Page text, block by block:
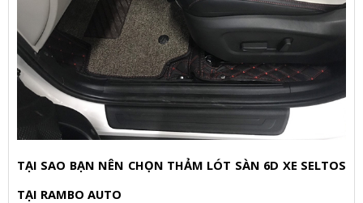
TẠI SAO BẠN NÊN CHỌN THẢM LÓT SÀN 6D XE SELTOS
TẠI RAMBO AUTO